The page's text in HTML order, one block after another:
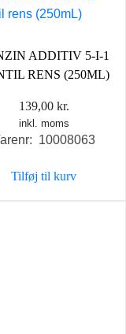
ADDITIV 5-I-1
RENS (250ML)
139,00 kr.
inkl. moms
10008063
Tilføj til kurv